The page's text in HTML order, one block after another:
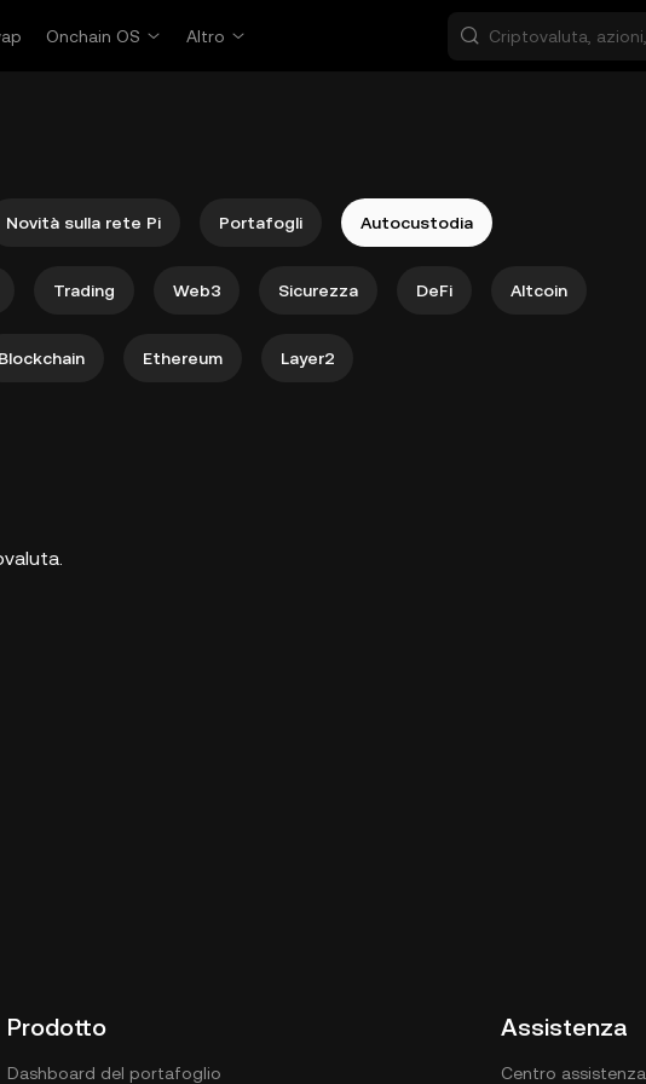
Onchain OS Altro
Novità sulla rete Pi Portafogli Autocustodia
Trading Web3 Sicurezza DeFi Altcoin
Blockchain Ethereum Layer2
Prodotto
Dashboard del portafoglio
Assistenza
Centro assistenza